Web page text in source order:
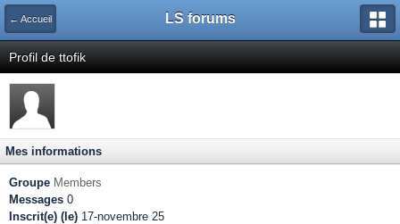
← Accueil LS forums
Profil de ttofik
Mes informations
Groupe Members
Messages 0
Inscrit(e) (le) 17-novembre 25